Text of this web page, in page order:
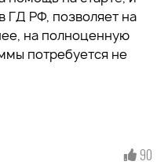
ГД РФ, позволяет на
на полноценную
потребуется не
90